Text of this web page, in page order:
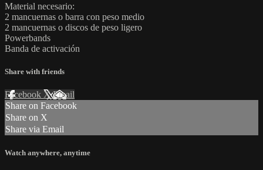
Material necesario:
2 mancuernas o barra con peso medio
2 mancuernas o discos de peso ligero
Powerbands
Banda de activación
Share with friends
Facebook XEmail
Share on Facebook
Share on X
Share via Email
Watch anywhere, anytime